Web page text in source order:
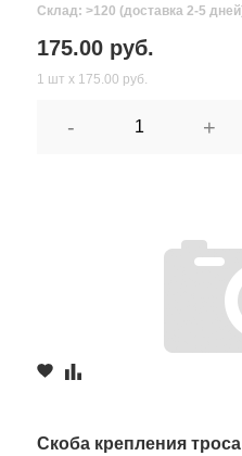
Склад: >120 (доставка 2-5
175.00 руб.
1 шт х 175.00 руб.
- +
Скоба крепления